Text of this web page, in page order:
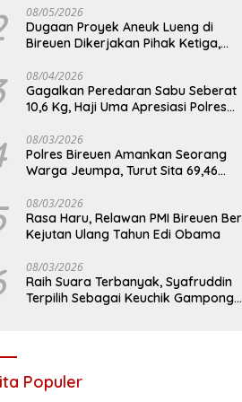
08/05/2026
Dugaan Proyek Aneuk Lueng di
Bireuen Dikerjakan Pihak Ketiga,
Juta
08/04/2026
Gagalkan Peredaran Sabu Seberat
10,6 Kg, Haji Uma Apresiasi Polres
08/03/2026
Polres Bireuen Amankan Seorang
Warga Jeumpa, Turut Sita 69,46
08/03/2026
Rasa Haru, Relawan PMI Bireuen
Kejutan Ulang Tahun Edi Obama
08/03/2026
Raih Suara Terbanyak, Syafruddin
Terpilih Sebagai Keuchik Gampong
Populer